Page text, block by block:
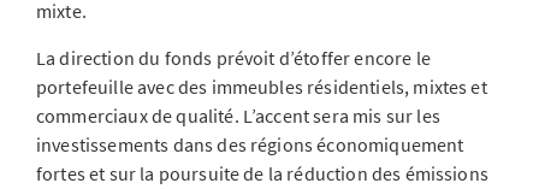
mixte.
La direction du fonds prévoit d’étoffer encore le
portefeuille avec des immeubles résidentiels, mixtes et
commerciaux de qualité. L’accent sera mis sur les
investissements dans des régions économiquement
fortes et sur la poursuite de la réduction des émissions